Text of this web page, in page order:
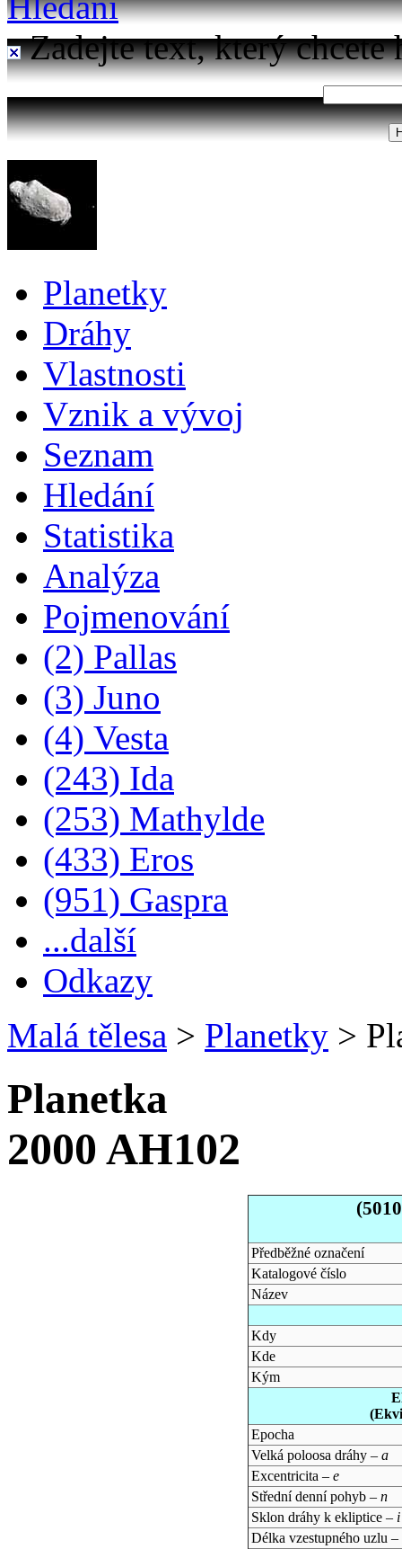
Zadejte text, který chcete
Planetky
Dráhy
Vlastnosti
Vznik a vývoj
Seznam
Hledání
Statistika
Analýza
Pojmenování
(2) Pallas
(3) Juno
(4) Vesta
(243) Ida
(253) Mathylde
(433) Eros
(951) Gaspra
...další
Odkazy
Malá tělesa > Planetky >
Planetka
2000 AH102
Předběžné označení
Katalogové číslo
Název
Kdy
Kde
Kým
Epocha
Velká poloosa dráhy – a
Excentricita – e
Střední denní pohyb – n
Sklon dráhy k ekliptice – i
Délka vzestupného uzlu –